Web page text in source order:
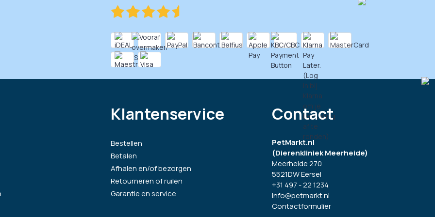
Klantenservice
Bestellen
Betalen
Afhalen en/of bezorgen
Retourneren of ruilen
Garantie en service
Contact
PetMarkt.nl
(Dierenkliniek Meerheide)
Meerheide 270
5521DW Eersel
+31 497 - 22 1234
info@petmarkt.nl
Contactformulier